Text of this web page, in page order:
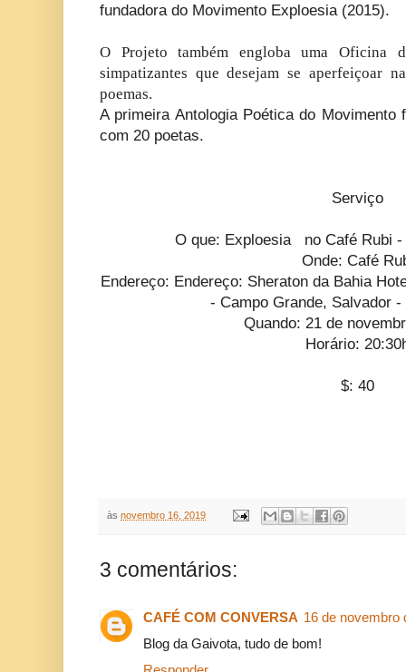
fundadora do Movimento Exploesia (2015).
O Projeto também engloba uma Oficina
simpatizantes que desejam se aperfeiçoar
poemas.
A primeira Antologia Poética do
com 20 poetas.
Serviço
O que: Exploesia no Café Rubi -
Onde: Café
Endereço: Endereço: Sheraton da Bahia
- Campo Grande, Salvador -
Quando: 21 de
Horário:
$: 40
às novembro 16, 2019
3 comentários:
CAFÉ COM CONVERSA 16 de novembro
Blog da Gaivota, tudo de bom!